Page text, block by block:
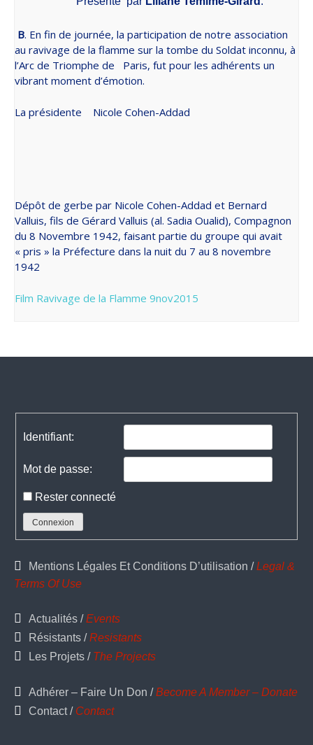
B. En fin de journée, la participation de notre association
au ravivage de la flamme sur la tombe du Soldat inconnu, à
l’Arc de Triomphe de Paris, fut pour les adhérents un
vibrant moment d’émotion.
La présidente Nicole Cohen-Addad
Dépôt de gerbe par Nicole Cohen-Addad et Bernard
Valluis, fils de Gérard Valluis (al. Sadia Oualid), Compagnon
du 8 Novembre 1942, faisant partie du groupe qui avait
« pris » la Préfecture dans la nuit du 7 au 8 novembre
1942
Film Ravivage de la Flamme 9nov2015
l’article
Identifiant:
Mot de passe:
Rester connecté
Connexion
Mentions Légales Et Conditions D’utilisation /Legal &
Terms Of Use
Actualités /Events
Résistants /Resistants
Les Projets / The Projects
Adhérer – Faire Un Don /Become A Member – Donate
Contact / Contact